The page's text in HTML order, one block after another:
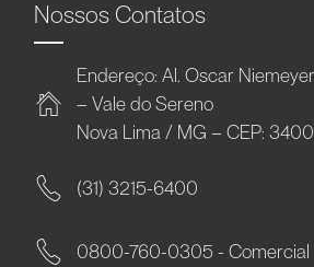
Nossos Contatos
Endereço: Al. Oscar
– Vale do Sereno
Nova Lima / MG – CEP:
(31) 3215-6400
0800-760-0305 - Comercial